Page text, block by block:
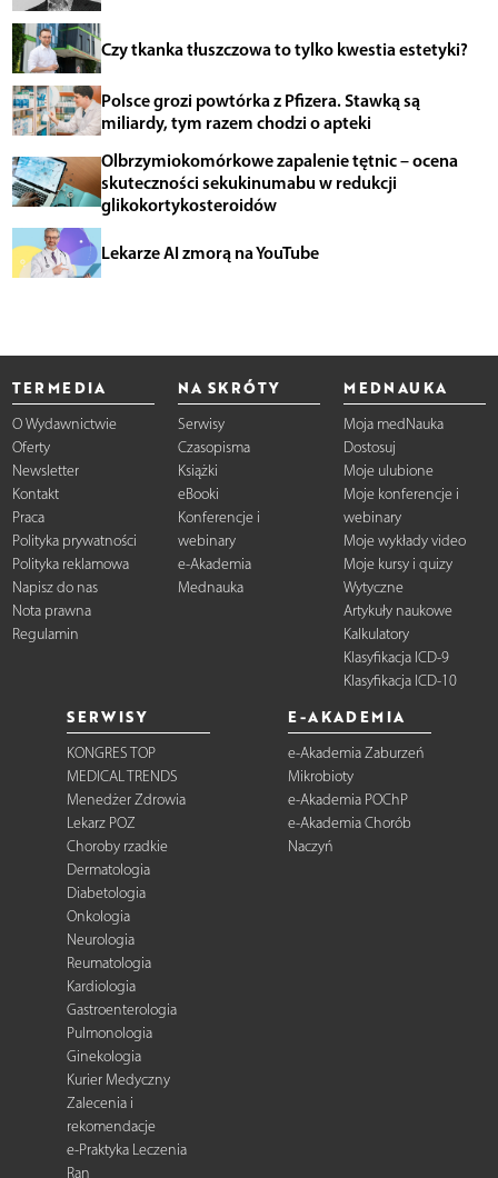
Czy tkanka tłuszczowa to tylko kwestia estetyki?
Polsce grozi powtórka z Pfizera. Stawką są
miliardy, tym razem chodzi o apteki
Olbrzymiokomórkowe zapalenie tętnic – ocena
skuteczności sekukinumabu w redukcji
glikokortykosteroidów
Lekarze AI zmorą na YouTube
TERMEDIA
O Wydawnictwie
Oferty
Newsletter
Kontakt
Praca
Polityka prywatności
Polityka reklamowa
Napisz do nas
Nota prawna
Regulamin
NA SKRÓTY
Serwisy
Czasopisma
Książki
eBooki
Konferencje i
webinary
e-Akademia
Mednauka
MEDNAUKA
Moja medNauka
Dostosuj
Moje ulubione
Moje konferencje i
webinary
Moje wykłady video
Moje kursy i quizy
Wytyczne
Artykuły naukowe
Kalkulatory
Klasyfikacja ICD-9
Klasyfikacja ICD-10
SERWISY
KONGRES TOP
MEDICAL TRENDS
Menedżer Zdrowia
Lekarz POZ
Choroby rzadkie
Dermatologia
Diabetologia
Onkologia
Neurologia
Reumatologia
Kardiologia
Gastroenterologia
Pulmonologia
Ginekologia
Kurier Medyczny
Zalecenia i
rekomendacje
e-Praktyka Leczenia
Ran
E-AKADEMIA
e-Akademia Zaburzeń
Mikrobioty
e-Akademia POChP
e-Akademia Chorób
Naczyń